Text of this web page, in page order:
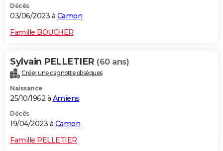
Décès
03/06/2023 à Camon
Famille BOUCHER
Sylvain PELLETIER (60 ans)
Créer une cagnotte obsèques
Naissance
25/10/1962 à Amiens
Décès
19/04/2023 à Camon
Famille PELLETIER